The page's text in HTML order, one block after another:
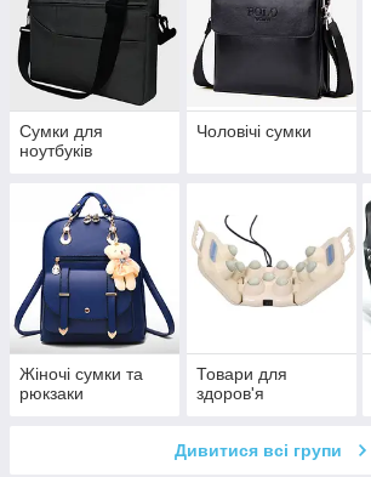
Сумки для
ноутбуків
Чоловічі сумки
Жіночі сумки та
рюкзаки
Товари для
здоров'я
Дивитися всі групи